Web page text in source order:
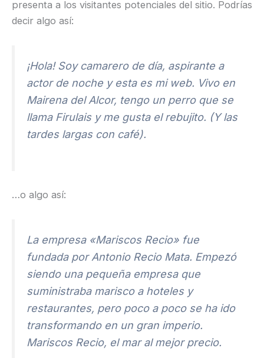
presenta a los visitantes potenciales del sitio. Podrías
decir algo así:
¡Hola! Soy camarero de día, aspirante a
actor de noche y esta es mi web. Vivo en
Mairena del Alcor, tengo un perro que se
llama Firulais y me gusta el rebujito. (Y las
tardes largas con café).
…o algo así:
La empresa «Mariscos Recio» fue
fundada por Antonio Recio Mata. Empezó
siendo una pequeña empresa que
suministraba marisco a hoteles y
restaurantes, pero poco a poco se ha ido
transformando en un gran imperio.
Mariscos Recio, el mar al mejor precio.